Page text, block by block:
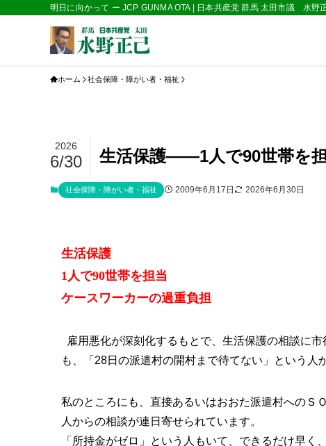
明日に向かって ー JCP GUNMA OTA | 日本共産党 群馬 太田市議 水野
ホーム 社会保障・障がい者・福祉
生活保護――1人で90世帯を
2026
6/30
社会保障・障がい者・福祉 2009年6月17日 2026年6月30日
生活保護
1人で90世帯を担当
ケースワーカーの過重負担
雇用悪化が深刻化するもとで、生活保護の相談に
も、「28日の派遣村の開村まで待てない」という人
私のところにも、直接あるいはおおた派遣村へのＳ
人からの相談が連日寄せられています。
「所持金がゼロ」という人もいて、できるだけ早